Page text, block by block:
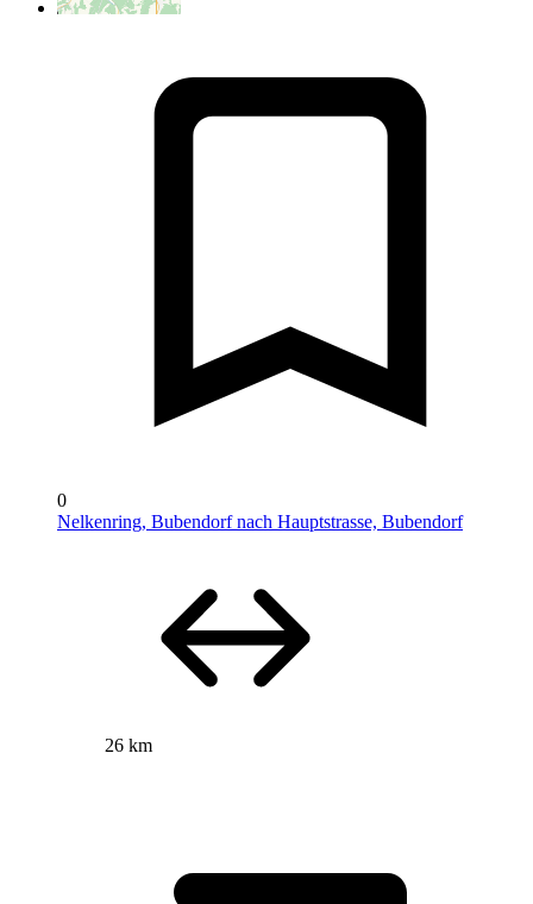
0
Nelkenring, Bubendorf nach Hauptstrasse, Bubendorf
26 km